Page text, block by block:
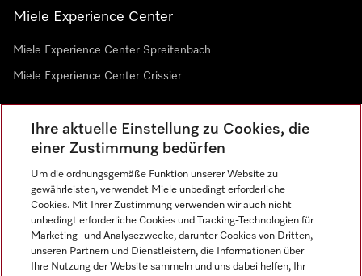
Miele Experience Center
Miele Experience Center Spreitenbach
Miele Experience Center Crissier
Newsletter
Sprache
Ihre aktuelle Einstellung zu Cookies, die
einer Zustimmung bedürfen
Um die ordnungsgemäße Funktion unserer Website zu
gewährleisten, verwendet Miele unbedingt erforderliche
Cookies. Mit Ihrer Zustimmung verwenden wir auch nicht
unbedingt erforderliche Cookies und Tracking-Technologien für
Marketing- und Analysezwecke, darunter Cookies von Dritten,
unseren Partnern und Dienstleistern, die Informationen über
Ihre Nutzung der Website sammeln und uns dabei helfen, Ihr